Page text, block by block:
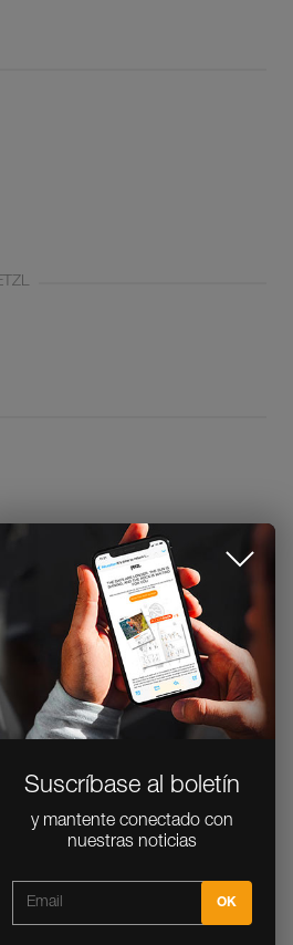
Suscríbase al boletín
y mantente conectado con
nuestras noticias
personales y gestión de cookies
peligrosas. Cada usuario debe haber
competencias para la utilización de los equipos
estas actividades.
© 1995-2026 Petzl